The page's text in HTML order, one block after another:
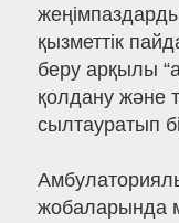
қызметтік
беру арқылы
қолдану және
сылтауратып
жобаларында